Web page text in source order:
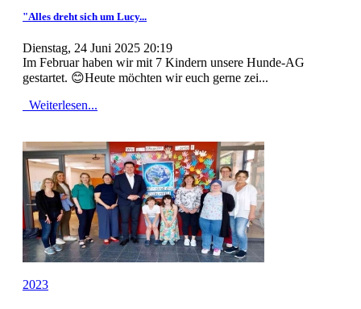
"Alles dreht sich um Lucy...
Dienstag, 24 Juni 2025 20:19
Im Februar haben wir mit 7 Kindern unsere Hunde-AG
gestartet. 😊Heute möchten wir euch gerne zei...
Weiterlesen...
2023